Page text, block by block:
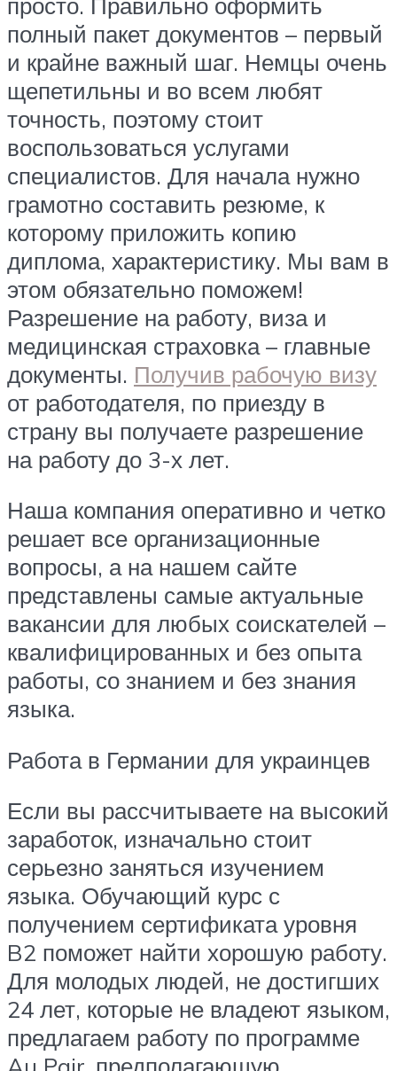
полный пакет документов – первый
и крайне важный шаг. Немцы очень
щепетильны и во всем любят
точность, поэтому стоит
воспользоваться услугами
специалистов. Для начала нужно
грамотно составить резюме, к
которому приложить копию
диплома, характеристику. Мы вам в
этом обязательно поможем!
Разрешение на работу, виза и
медицинская страховка – главные
документы. Получив рабочую визу
от работодателя, по приезду в
страну вы получаете разрешение
на работу до 3-х лет.
Наша компания оперативно и четко
решает все организационные
вопросы, а на нашем сайте
представлены самые актуальные
вакансии для любых соискателей –
квалифицированных и без опыта
работы, со знанием и без знания
языка.
Работа в Германии для украинцев
Если вы рассчитываете на высокий
заработок, изначально стоит
серьезно заняться изучением
языка. Обучающий курс с
получением сертификата уровня
B2 поможет найти хорошую работу.
Для молодых людей, не достигших
24 лет, которые не владеют языком,
предлагаем работу по программе